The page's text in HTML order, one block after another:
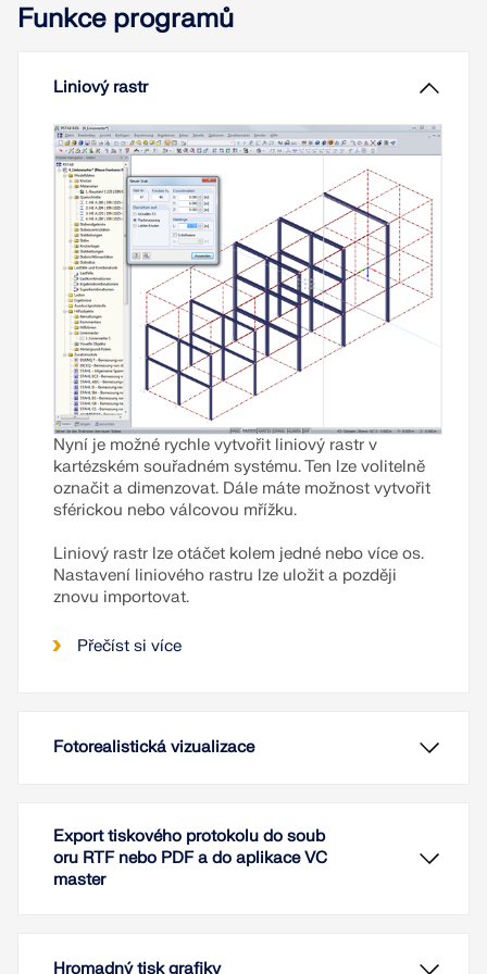
složitost současných úkolů - zejména ve statice -
vyžadují řešení na míru.
Přečíst si více
Funkce programů
Liniový rastr
Nyní je možné rychle vytvořit liniový rastr v
kartézském souřadném systému. Ten lze volitelně
označit a dimenzovat. Dále máte možnost vytvořit
sférickou nebo válcovou mřížku.
Liniový rastr lze otáčet kolem jedné nebo více os.
Nastavení liniového rastru lze uložit a později
znovu importovat.
Přečíst si více
Fotorealistická vizualizace
Export tiskového protokolu do soub
oru RTF nebo PDF a do aplikace VC
master
Hromadný tisk grafiky